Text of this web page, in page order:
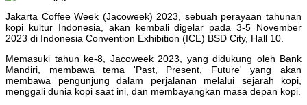
Jakarta Coffee Week (Jacoweek) 2023, sebuah perayaan tahunan
kopi kultur Indonesia, akan kembali digelar pada 3-5 November
2023 di Indonesia Convention Exhibition (ICE) BSD City, Hall 10.
Memasuki tahun ke-8, Jacoweek 2023, yang didukung oleh Bank
Mandiri, membawa tema 'Past, Present, Future' yang akan
membawa pengunjung dalam perjalanan melalui sejarah kopi,
menggali dunia kopi saat ini, dan membayangkan masa depan kopi.